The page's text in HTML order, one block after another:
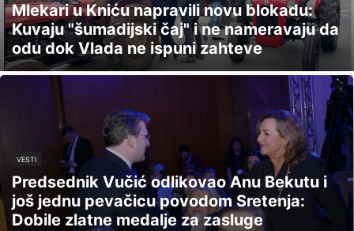
Mlekari u Kniću napravili novu blokadu:
Kuvaju "šumadijski čaj" i ne nameravaju da
odu dok Vlada ne ispuni zahteve
VESTI
Predsednik Vučić odlikovao Anu Bekutu i
još jednu pevačicu povodom Sretenja:
Dobile zlatne medalje za zasluge